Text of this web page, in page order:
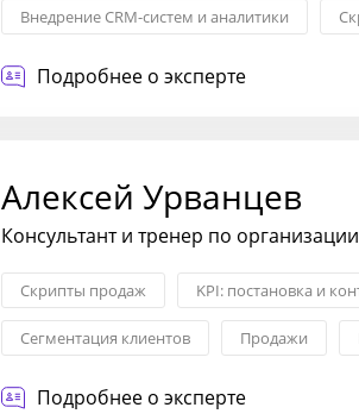
Внедрение CRM-систем и аналитики
Контроль качества в ОП
Подробнее о эксперте
Алексей Урванцев
Консультант и тренер по
Скрипты продаж KPI: постановка и
Сегментация клиентов Продажи
Диагностика воронки и ОП
Подробнее о эксперте